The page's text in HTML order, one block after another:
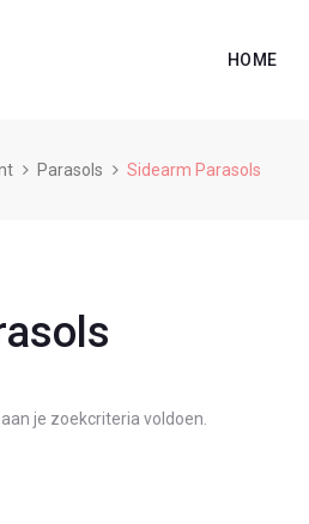
HOME
Parasols Sidearm Parasols
je zoekcriteria voldoen.